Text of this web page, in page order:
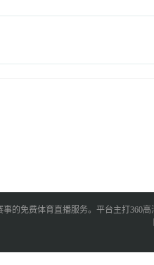
的免费体育直播服务。平台主打360